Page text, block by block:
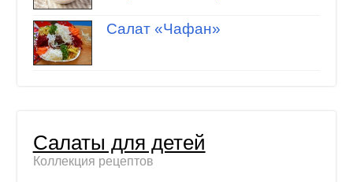
Салат «Чафан»
Салаты для детей
Коллекция рецептов